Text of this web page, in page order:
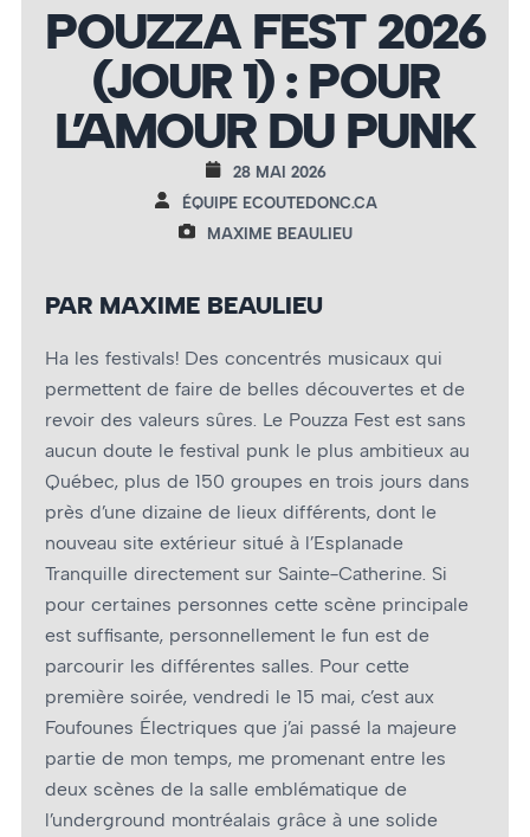
POUZZA FEST 2026
(JOUR 1) : POUR
L’AMOUR DU PUNK
28 MAI 2026
ÉQUIPE ECOUTEDONC.CA
MAXIME BEAULIEU
PAR MAXIME BEAULIEU
Ha les festivals! Des concentrés musicaux qui
permettent de faire de belles découvertes et de
revoir des valeurs sûres. Le Pouzza Fest est sans
aucun doute le festival punk le plus ambitieux au
Québec, plus de 150 groupes en trois jours dans
près d’une dizaine de lieux différents, dont le
nouveau site extérieur situé à l’Esplanade
Tranquille directement sur Sainte-Catherine. Si
pour certaines personnes cette scène principale
est suffisante, personnellement le fun est de
parcourir les différentes salles. Pour cette
première soirée, vendredi le 15 mai, c’est aux
Foufounes Électriques que j’ai passé la majeure
partie de mon temps, me promenant entre les
deux scènes de la salle emblématique de
l’underground montréalais grâce à une solide